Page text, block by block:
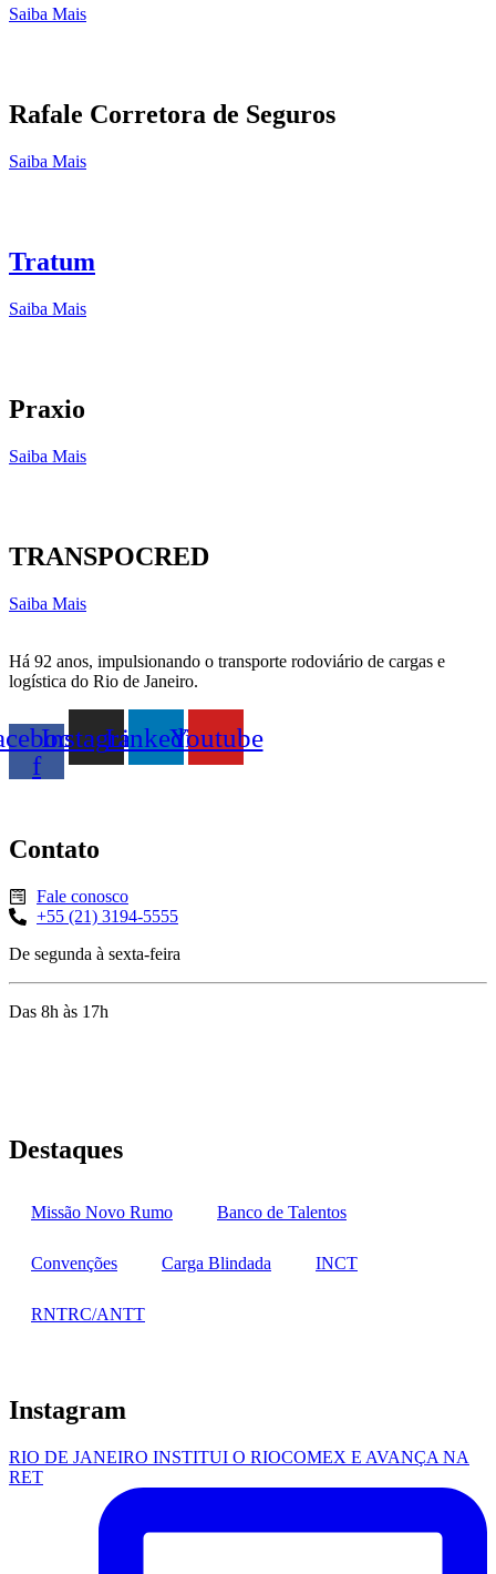
Saiba Mais
Rafale Corretora de Seguros
Saiba Mais
Tratum
Saiba Mais
Praxio
Saiba Mais
TRANSPOCRED
Saiba Mais
Há 92 anos, impulsionando o transporte rodoviário de cargas e
logística do Rio de Janeiro.
f
InstagramLinkedinYoutube
Contato
Fale conosco
+55 (21) 3194-5555
De segunda à sexta-feira
Das 8h às 17h
Destaques
Missão Novo Rumo Banco de Talentos
Convenções Carga Blindada INCT
RNTRC/ANTT
Instagram
RIO DE JANEIRO INSTITUI O RIOCOMEX E AVANÇA NA
RET